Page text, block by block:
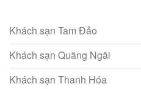
Khách sạn Tam Đảo
Khách sạn Quãng Ngãi
Khách sạn Thanh Hóa